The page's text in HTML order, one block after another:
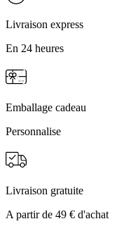
Livraison express
En 24 heures
Emballage cadeau
Personnalise
Livraison gratuite
A partir de 49 € d'achat